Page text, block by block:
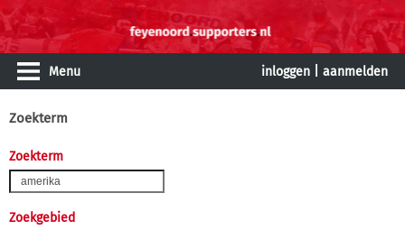
Menu inloggen aanmelden
Zoekterm
Zoekterm
Zoekgebied